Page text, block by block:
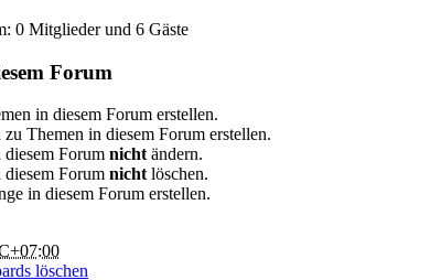
0 Mitglieder und 6 Gäste
Forum
in diesem Forum erstellen.
Themen in diesem Forum erstellen.
Forum nicht ändern.
Forum nicht löschen.
in diesem Forum erstellen.
löschen